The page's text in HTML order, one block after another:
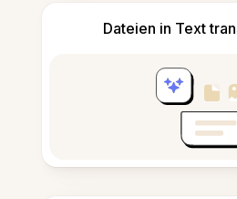
Dateien in Text